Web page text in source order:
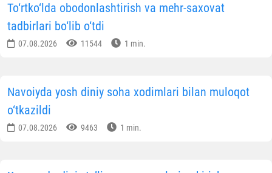
To‘rtko‘lda obodonlashtirish va mehr-saxovat
tadbirlari bo‘lib o‘tdi
07.08.2026 11544 1 min.
Navoiyda yosh diniy soha xodimlari bilan muloqot
o‘tkazildi
07.08.2026 9463 1 min.